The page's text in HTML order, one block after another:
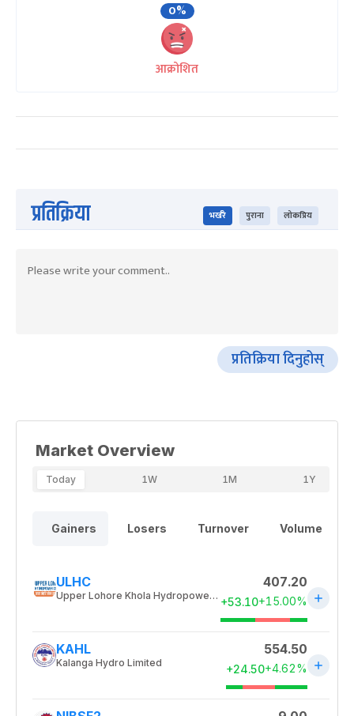
0%
आक्रोशित
प्रतिक्रिया भर्खरै पुराना लोकप्रिय
प्रतिक्रिया दिनुहोस्